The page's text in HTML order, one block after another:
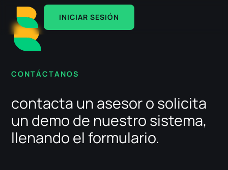
INICIAR SESIÓN
CONTÁCTANOS​
contacta un asesor o solicita
un demo de nuestro sistema,
llenando el formulario.